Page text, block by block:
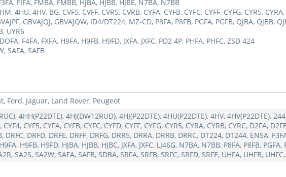
FIFA, FMBA, FMBB, HJBA, HJBB, HJBE, N7BA, N7BB
4HU, 4HV, BG, CVF5, CVFF, CVR5, CVRB, CYFA, CYFB, CYFC, CYFF, CYFG, CYR5,
GBVAJQJ, GBVAJQW, ID4/DT224, MZ-CD, P8FA, P8FB, PGFA, PGFB, QJBA, QJBB,
UYR6
F4FA, FXFA, H9FA, H9FB, H9FD, JXFA, JXFC, PD2 4P, PHFA, PHFC, ZSD 424
SAFA, SAFB
Ford, Jaguar, Land Rover, Peugeot
4HH(P22DTE), 4HJ(DW12RUD), 4HJ(P22DTE), 4HU(P22DTE), 4HV, 4HV(P22DTE),
CYF4, CYF5, CYFA, CYFB, CYFC, CYFD, CYFF, CYFG, CYR5, CYRA, CYRB, CYRC, D2FA,
DRFC, DRFD, DRFE, DRFF, DRFG, DRR5, DRRA, DRRB, DRRC, DT224, DT244, ENSA,
H9FB, H9FD, HJBA, HJBB, HJBC, JXFA, JXFC, LJ46G, N7BA, N7BB, P8FA, P8FB,
SA2S, SA2W, SAFA, SAFB, SDBA, SRFA, SRFB, SRFC, SRFD, SRFE, UHFA, UHFB,